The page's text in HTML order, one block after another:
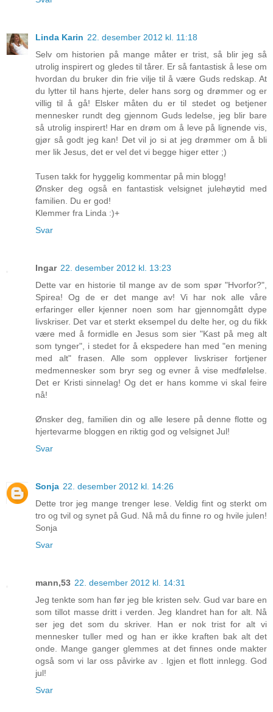
Linda Karin 22. desember 2012 kl. 11:18
Selv om historien på mange måter er trist, så blir jeg så
utrolig inspirert og gledes til tårer. Er så fantastisk å lese om
hvordan du bruker din frie vilje til å være Guds redskap. At
du lytter til hans hjerte, deler hans sorg og drømmer og er
villig til å gå! Elsker måten du er til stedet og betjener
mennesker rundt deg gjennom Guds ledelse, jeg blir bare
så utrolig inspirert! Har en drøm om å leve på lignende vis,
gjør så godt jeg kan! Det vil jo si at jeg drømmer om å bli
mer lik Jesus, det er vel det vi begge higer etter ;)
Tusen takk for hyggelig kommentar på min blogg!
Ønsker deg også en fantastisk velsignet julehøytid med
familien. Du er god!
Klemmer fra Linda :)+
Svar
Ingar 22. desember 2012 kl. 13:23
Dette var en historie til mange av de som spør "Hvorfor?",
Spirea! Og de er det mange av! Vi har nok alle våre
erfaringer eller kjenner noen som har gjennomgått dype
livskriser. Det var et sterkt eksempel du delte her, og du fikk
være med å formidle en Jesus som sier "Kast på meg alt
som tynger", i stedet for å ekspedere han med "en mening
med alt" frasen. Alle som opplever livskriser fortjener
medmennesker som bryr seg og evner å vise medfølelse.
Det er Kristi sinnelag! Og det er hans komme vi skal feire
nå!
Ønsker deg, familien din og alle lesere på denne flotte og
hjertevarme bloggen en riktig god og velsignet Jul!
Svar
Sonja 22. desember 2012 kl. 14:26
Dette tror jeg mange trenger lese. Veldig fint og sterkt om
tro og tvil og synet på Gud. Nå må du finne ro og hvile julen!
Sonja
Svar
mann,53 22. desember 2012 kl. 14:31
Jeg tenkte som han før jeg ble kristen selv. Gud var bare en
som tillot masse dritt i verden. Jeg klandret han for alt. Nå
ser jeg det som du skriver. Han er nok trist for alt vi
mennesker tuller med og han er ikke kraften bak alt det
onde. Mange ganger glemmes at det finnes onde makter
også som vi lar oss påvirke av . Igjen et flott innlegg. God
jul!
Svar